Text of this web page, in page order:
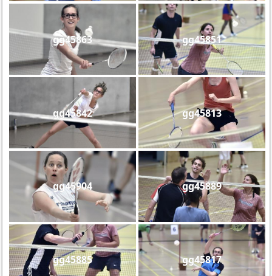
gg45863 gg45851
gg45842 gg45813
gg45904 gg45889
gg45885 gg45817